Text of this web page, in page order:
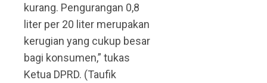
kurang. Pengurangan 0,8
liter per 20 liter merupakan
kerugian yang cukup besar
bagi konsumen,” tukas
Ketua DPRD. (Taufik